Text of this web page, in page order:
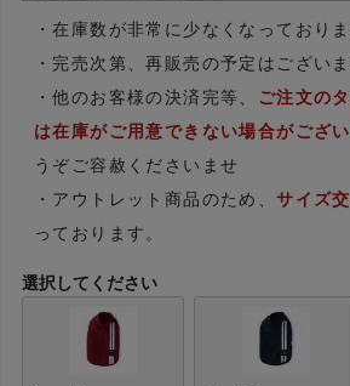
・在庫数が非常に少なくなっておりま
・完売次第、再販売の予定はございま
・他のお客様の決済完等、 ご注文の
は在庫がご用意できない場合がござ
うぞご容赦くださいませ
・アウトレット商品のため、サイズ
っております。
選択してください